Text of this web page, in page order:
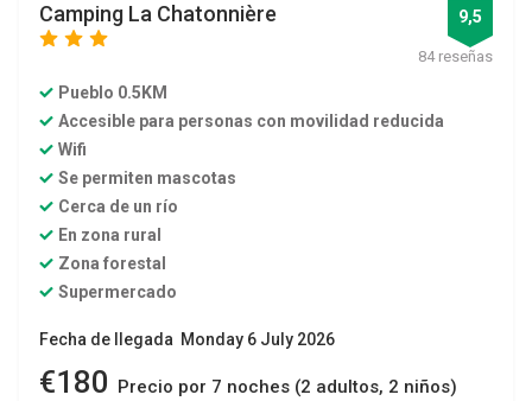
Camping La Chatonnière
star star
9,5
84 reseñas
Pueblo 0.5KM
Accesible para personas con movilidad reducida
Wifi
Se permiten mascotas
Cerca de un río
En zona rural
Zona forestal
Supermercado
Fecha de llegada Monday 6 July 2026
€180 Precio por 7 noches (2 adultos, 2 niños)